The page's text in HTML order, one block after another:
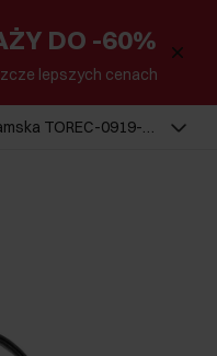
DO -60%
lepszych cenach
TOREC-0919-